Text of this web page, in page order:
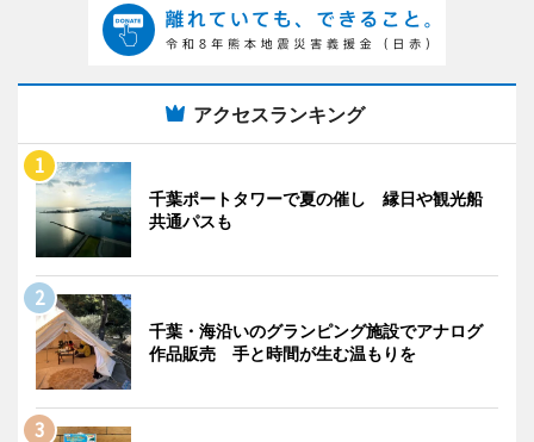
アクセスランキング
千葉ポートタワーで夏の催し 縁日や観光船
共通パスも
千葉・海沿いのグランピング施設でアナログ
作品販売 手と時間が生む温もりを